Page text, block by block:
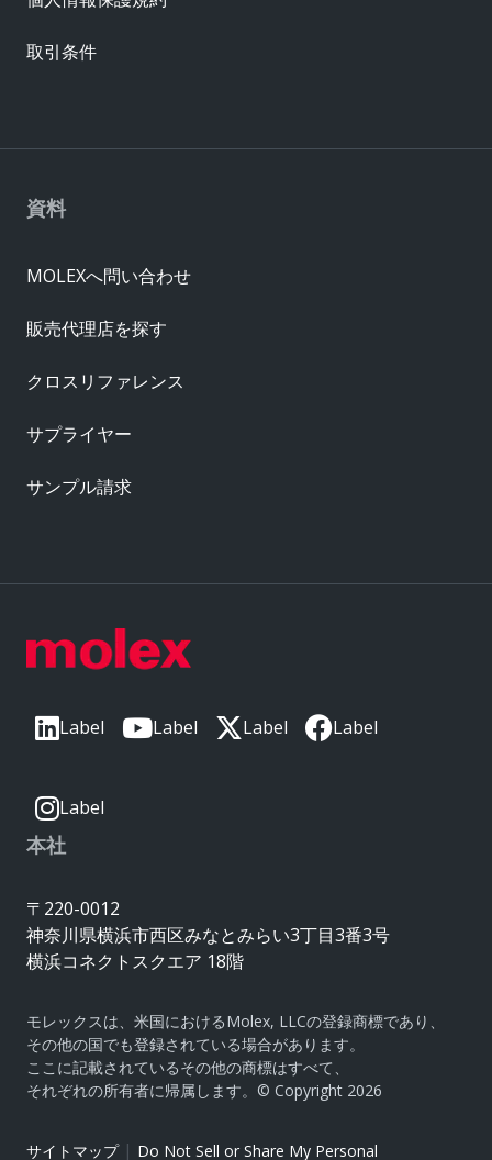
Label Label Label Label
Label
本社
〒220-0012
神奈川県横浜市西区みなとみらい3丁目3番3号
横浜コネクトスクエア 18階
モレックスは、米国におけるMolex, LLCの登録商標であり、
その他の国でも登録されている場合があります。
ここに記載されているその他の商標はすべて、
それぞれの所有者に帰属します。© Copyright 2026
サイトマップ| Do Not Sell or Share My Personal
資料
MOLEXへ問い合わせ
販売代理店を探す
クロスリファレンス
サプライヤー
サンプル請求
取引条件